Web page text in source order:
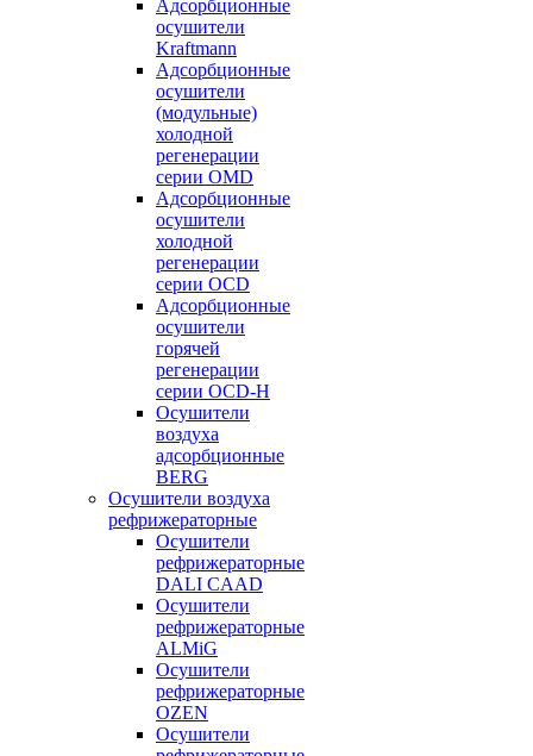
Адсорбционные
осушители
Kraftmann
Адсорбционные
осушители
(модульные)
холодной
регенерации
серии OMD
Адсорбционные
осушители
холодной
регенерации
серии OCD
Адсорбционные
осушители
горячей
регенерации
серии OСD-H
Осушители
воздуха
адсорбционные
BERG
Осушители воздуха
рефрижераторные
Осушители
рефрижераторные
DALI CAAD
Осушители
рефрижераторные
ALMiG
Осушители
рефрижераторные
OZEN
Осушители